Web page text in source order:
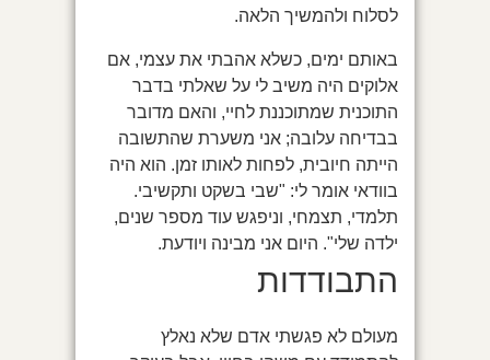
לסלוח ולהמשיך הלאה.
באותם ימים, כשלא אהבתי את עצמי, אם
אלוקים היה משיב לי על שאלתי בדבר
התוכנית שמתוכננת לחיי, והאם מדובר
בבדיחה עלובה; אני משערת שהתשובה
הייתה חיובית, לפחות לאותו זמן. הוא היה
בוודאי אומר לי: "שבי בשקט ותקשיבי.
תלמדי, תצמחי, וניפגש עוד מספר שנים,
ילדה שלי". היום אני מבינה ויודעת.
התבודדות
מעולם לא פגשתי אדם שלא נאלץ